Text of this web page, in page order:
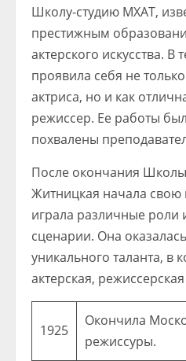
Школу-студию МХАТ,
престижным
актерского искусства.
проявила себя не
актриса, но и как
режиссер. Ее работы
похвалены
После окончания
Житницкая начала свою
играла различные роли
сценарии. Она
уникального таланта, в
актерская,
1925
Окончила
режиссуры.